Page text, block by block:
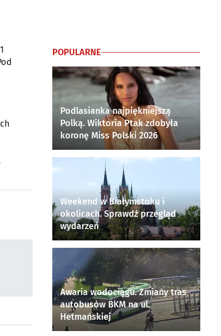
POPULARNE
Podlasianka najpiękniejszą
Polką. Wiktoria Ptak zdobyła
koronę Miss Polski 2026
Weekend w Białymstoku i
okolicach. Sprawdź przegląd
wydarzeń
Awaria wodociągu. Zmiany tras
autobusów BKM na ul.
Hetmańskiej